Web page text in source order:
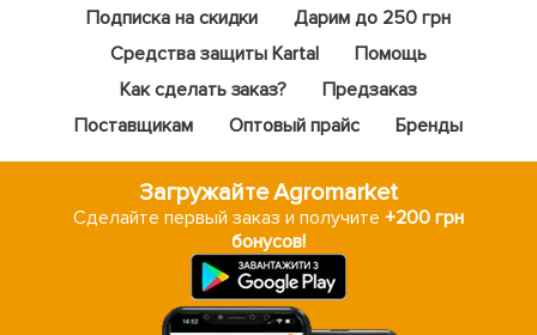
Подписка на скидки
Дарим до 250 грн
Средства защиты Kartal
Помощь
Как сделать заказ?
Предзаказ
Поставщикам
Оптовый прайс Бренды
Загружайте Agromarket
Сделайте первый заказ и получите +200 грн
бонусов!